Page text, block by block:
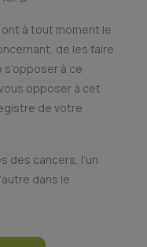
à tout moment le
de les faire
à ce
opposer à cet
de votre
des cancers, l’un
dans le